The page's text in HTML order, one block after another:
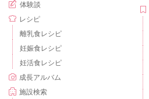
体験談
レシピ
離乳食レシピ
妊娠食レシピ
妊活食レシピ
成長アルバム
施設検索